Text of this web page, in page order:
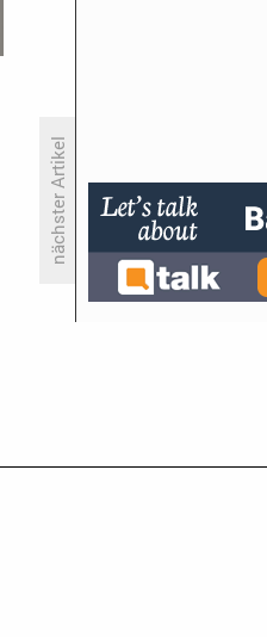
nächster Artikel